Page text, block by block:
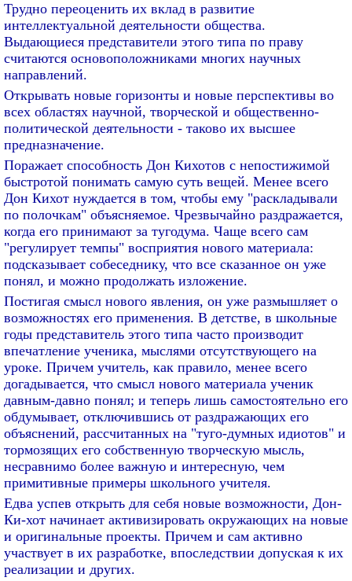
Трудно переоценить их вклад в развитие
интеллектуальной деятельности общества.
Выдающиеся представители этого типа по праву
считаются основоположниками многих научных
направлений.
Открывать новые горизонты и новые перспективы во
всех областях научной, творческой и общественно-
политической деятельности - таково их высшее
предназначение.
Поражает способность Дон Кихотов с непостижимой
быстротой понимать самую суть вещей. Менее всего
Дон Кихот нуждается в том, чтобы ему "раскладывали
по полочкам" объясняемое. Чрезвычайно раздражается,
когда его принимают за тугодума. Чаще всего сам
"регулирует темпы" восприятия нового материала:
подсказывает собеседнику, что все сказанное он уже
понял, и можно продолжать изложение.
Постигая смысл нового явления, он уже размышляет о
возможностях его применения. В детстве, в школьные
годы представитель этого типа часто производит
впечатление ученика, мыслями отсутствующего на
уроке. Причем учитель, как правило, менее всего
догадывается, что смысл нового материала ученик
давным-давно понял; и теперь лишь самостоятельно его
обдумывает, отключившись от раздражающих его
объяснений, рассчитанных на "туго-думных идиотов" и
тормозящих его собственную творческую мысль,
несравнимо более важную и интересную, чем
примитивные примеры школьного учителя.
Едва успев открыть для себя новые возможности, Дон-
Ки-хот начинает активизировать окружающих на новые
и оригинальные проекты. Причем и сам активно
участвует в их разработке, впоследствии допуская к их
реализации и других.